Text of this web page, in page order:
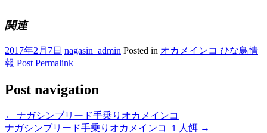
関連
2017年2月7日 nagasin_admin Posted in オカメインコ ひな鳥情
報 Post Permalink
Post navigation
← ナガシンブリード手乗りオカメインコ
ナガシンブリード手乗りオカメインコ １人餌 →